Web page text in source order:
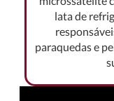
lata de
paraquedas e